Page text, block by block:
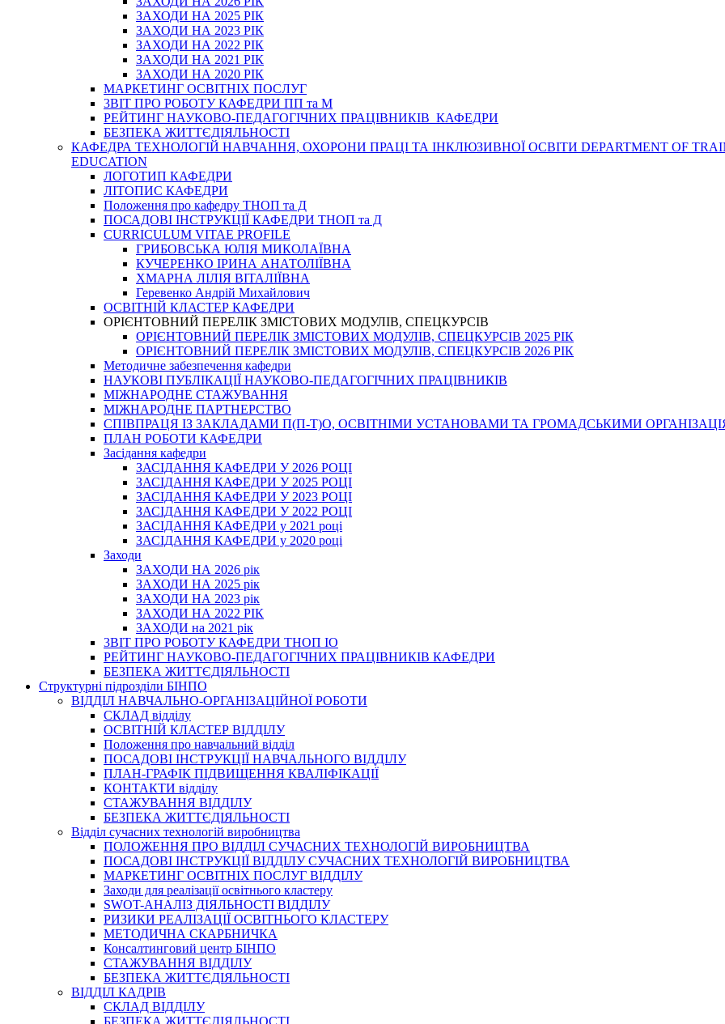
ЗАХОДИ НА 2025 РІК
ЗАХОДИ НА 2023 РІК
ЗАХОДИ НА 2022 РІК
ЗАХОДИ НА 2021 РІК
ЗАХОДИ НА 2020 РІК
МАРКЕТИНГ ОСВІТНІХ ПОСЛУГ
3BIT ПРО РОБОТУ КАФЕДРИ ПП та М
РЕЙТИНГ НАУКОВО-ПЕДАГОГІЧНИХ ПРАЦІВНИКІВ КАФЕДРИ
БЕЗПЕКА ЖИТТЄДІЯЛЬНОСТІ
КАФЕДРА ТЕХНОЛОГІЙ НАВЧАННЯ, ОХОРОНИ ПРАЦІ ТА ІНКЛЮЗИВНОЇ ОСВІТИ DEPARTMENT OF
EDUCATION
ЛОГОТИП КАФЕДРИ
ЛІТОПИС КАФЕДРИ
Положення про кафедру ТНОП та Д
ПОСАДОВІ ІНСТРУКЦІЇ КАФЕДРИ ТНОП та Д
CURRICULUM VITAE PROFILE
ГРИБОВСЬКА ЮЛІЯ МИКОЛАЇВНА
КУЧЕРЕНКО ІРИНА АНАТОЛІЇВНА
ХМАРНА ЛІЛІЯ ВІТАЛІЇВНА
Геревенко Андрій Михайлович
ОСВІТНІЙ КЛАСТЕР КАФЕДРИ
ОРІЄНТОВНИЙ ПЕРЕЛІК ЗМІСТОВИХ МОДУЛІВ, СПЕЦКУРСІВ
ОРІЄНТОВНИЙ ПЕРЕЛІК ЗМІСТОВИХ МОДУЛІВ, СПЕЦКУРСІВ 2025 РІК
ОРІЄНТОВНИЙ ПЕРЕЛІК ЗМІСТОВИХ МОДУЛІВ, СПЕЦКУРСІВ 2026 РІК
Методичне забезпечення кафедри
НАУКОВІ ПУБЛІКАЦІЇ НАУКОВО-ПЕДАГОГІЧНИХ ПРАЦІВНИКІВ
МІЖНАРОДНЕ СТАЖУВАННЯ
МІЖНАРОДНЕ ПАРТНЕРСТВО
СПІВПРАЦЯ ІЗ ЗАКЛАДАМИ П(П-Т)О, ОСВІТНІМИ УСТАНОВАМИ ТА ГРОМАДСЬКИМИ
ПЛАН РОБОТИ КАФЕДРИ
Засідання кафедри
ЗАСІДАННЯ КАФЕДРИ У 2026 РОЦІ
ЗАСІДАННЯ КАФЕДРИ У 2025 РОЦІ
ЗАСІДАННЯ КАФЕДРИ У 2023 РОЦІ
ЗАСІДАННЯ КАФЕДРИ У 2022 РОЦІ
ЗАСІДАННЯ КАФЕДРИ у 2021 році
ЗАСІДАННЯ КАФЕДРИ у 2020 році
Заходи
ЗАХОДИ НА 2026 рік
ЗАХОДИ НА 2025 рік
ЗАХОДИ НА 2023 рік
ЗАХОДИ НА 2022 РІК
ЗАХОДИ на 2021 рік
3BIT ПРО РОБОТУ КАФЕДРИ ТНОП ІО
РЕЙТИНГ НАУКОВО-ПЕДАГОГІЧНИХ ПРАЦІВНИКІВ КАФЕДРИ
БЕЗПЕКА ЖИТТЄДІЯЛЬНОСТІ
Структурні підрозділи БІНПО
ВІДДІЛ НАВЧАЛЬНО-ОРГАНІЗАЦІЙНОЇ РОБОТИ
СКЛАД відділу
ОСВІТНІЙ КЛАСТЕР ВІДДІЛУ
Положення про навчальний вiддiл
ПОСАДОВІ ІНСТРУКЦІЇ НАВЧАЛЬНОГО ВІДДІЛУ
ПЛАН-ГРАФІК ПІДВИЩЕННЯ КВАЛІФІКАЦІЇ
КОНТАКТИ відділу
СТАЖУВАННЯ ВІДДІЛУ
БЕЗПЕКА ЖИТТЄДІЯЛЬНОСТІ
Відділ сучасних технологій виробництва
ПОЛОЖЕННЯ ПРО ВІДДІЛ СУЧАСНИХ ТЕХНОЛОГІЙ ВИРОБНИЦТВА
ПОСАДОВІ ІНСТРУКЦІЇ ВІДДІЛУ СУЧАСНИХ ТЕХНОЛОГІЙ ВИРОБНИЦТВА
МАРКЕТИНГ ОСВІТНІХ ПОСЛУГ ВІДДІЛУ
Заходи для реалізації освітнього кластеру
SWOT-АНАЛІЗ ДІЯЛЬНОСТІ ВІДДІЛУ
РИЗИКИ РЕАЛІЗАЦІЇ ОСВІТНЬОГО КЛАСТЕРУ
МЕТОДИЧНА СКАРБНИЧКА
Консалтинговий центр БІНПО
СТАЖУВАННЯ ВІДДІЛУ
БЕЗПЕКА ЖИТТЄДІЯЛЬНОСТІ
ВІДДІЛ КАДРІВ
СКЛАД ВІДДІЛУ
БЕЗПЕКА ЖИТТЄДІЯЛЬНОСТІ